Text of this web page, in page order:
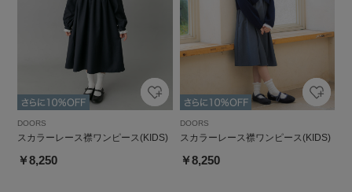
DOORS
スカラーレース襟ワンピース(KIDS)
￥8,250
DOORS
スカラーレース襟ワンピース(KIDS)
￥8,250